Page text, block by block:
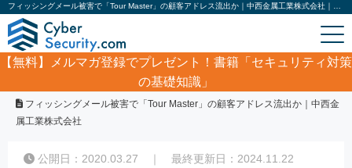
【無料】
メルマガ登録でプレゼント！書籍「セキュリティ対策
の基礎知識」
サイバーセキュリティ・情報漏洩ニュース
フィッシングメール被害で「Tour Master」の顧客アドレス流出か｜中西金
属工業株式会社
公開日：2020.03.27 ｜ 最終更新日：2024.11.22